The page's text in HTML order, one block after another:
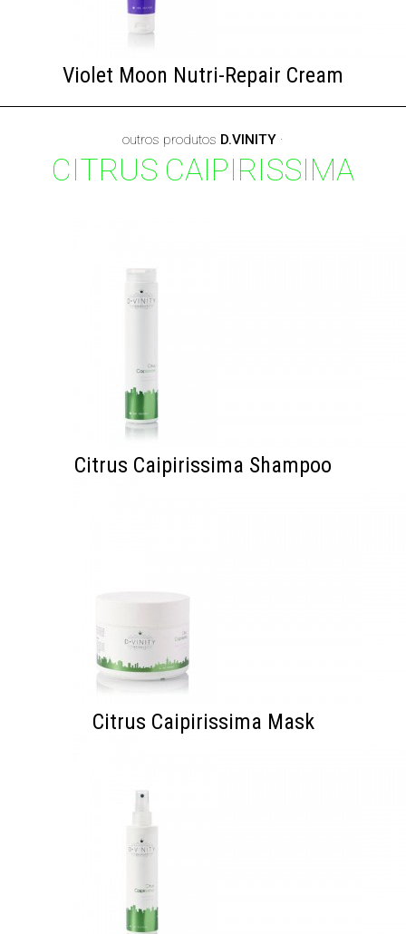
Violet Moon Nutri-Repair Cream
outros produtos D.VINITY ·
CITRUS CAIPIRISSIMA
Citrus Caipirissima Shampoo
Citrus Caipirissima Mask